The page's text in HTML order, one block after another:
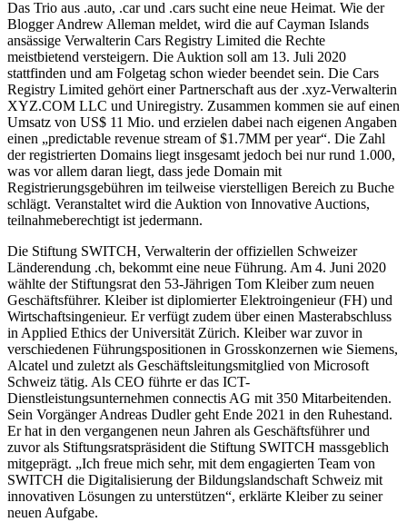
Das Trio aus .auto, .car und .cars sucht eine neue Heimat. Wie der
Blogger Andrew Alleman meldet, wird die auf Cayman Islands
ansässige Verwalterin Cars Registry Limited die Rechte
meistbietend versteigern. Die Auktion soll am 13. Juli 2020
stattfinden und am Folgetag schon wieder beendet sein. Die Cars
Registry Limited gehört einer Partnerschaft aus der .xyz-Verwalterin
XYZ.COM LLC und Uniregistry. Zusammen kommen sie auf einen
Umsatz von US$ 11 Mio. und erzielen dabei nach eigenen Angaben
einen „predictable revenue stream of $1.7MM per year“. Die Zahl
der registrierten Domains liegt insgesamt jedoch bei nur rund 1.000,
was vor allem daran liegt, dass jede Domain mit
Registrierungsgebühren im teilweise vierstelligen Bereich zu Buche
schlägt. Veranstaltet wird die Auktion von Innovative Auctions,
teilnahmeberechtigt ist jedermann.
Die Stiftung SWITCH, Verwalterin der offiziellen Schweizer
Länderendung .ch, bekommt eine neue Führung. Am 4. Juni 2020
wählte der Stiftungsrat den 53-Jährigen Tom Kleiber zum neuen
Geschäftsführer. Kleiber ist diplomierter Elektroingenieur (FH) und
Wirtschaftsingenieur. Er verfügt zudem über einen Masterabschluss
in Applied Ethics der Universität Zürich. Kleiber war zuvor in
verschiedenen Führungspositionen in Grosskonzernen wie Siemens,
Alcatel und zuletzt als Geschäftsleitungsmitglied von Microsoft
Schweiz tätig. Als CEO führte er das ICT-
Dienstleistungsunternehmen connectis AG mit 350 Mitarbeitenden.
Sein Vorgänger Andreas Dudler geht Ende 2021 in den Ruhestand.
Er hat in den vergangenen neun Jahren als Geschäftsführer und
zuvor als Stiftungsratspräsident die Stiftung SWITCH massgeblich
mitgeprägt. „Ich freue mich sehr, mit dem engagierten Team von
SWITCH die Digitalisierung der Bildungslandschaft Schweiz mit
innovativen Lösungen zu unterstützen“, erklärte Kleiber zu seiner
neuen Aufgabe.